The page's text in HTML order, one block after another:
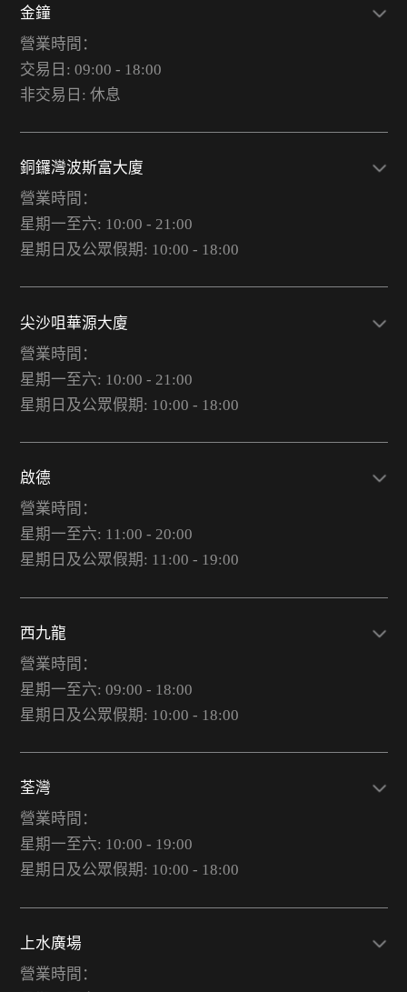
金鐘
營業時間：
交易日: 09:00 - 18:00
非交易日: 休息
銅鑼灣波斯富大廈
營業時間：
星期一至六: 10:00 - 21:00
星期日及公眾假期: 10:00 - 18:00
尖沙咀華源大廈
營業時間：
星期一至六: 10:00 - 21:00
星期日及公眾假期: 10:00 - 18:00
啟德
營業時間：
星期一至六: 11:00 - 20:00
星期日及公眾假期: 11:00 - 19:00
西九龍
營業時間：
星期一至六: 09:00 - 18:00
星期日及公眾假期: 10:00 - 18:00
荃灣
營業時間：
星期一至六: 10:00 - 19:00
星期日及公眾假期: 10:00 - 18:00
上水廣場
營業時間：